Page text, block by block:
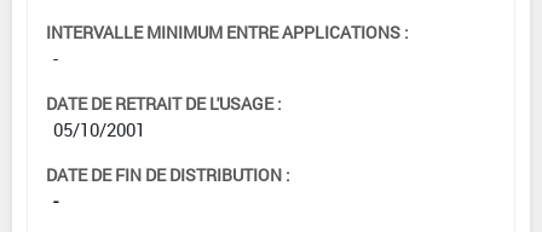
INTERVALLE MINIMUM ENTRE APPLICATIONS :
-
DATE DE RETRAIT DE L'USAGE :
05/10/2001
DATE DE FIN DE DISTRIBUTION :
-